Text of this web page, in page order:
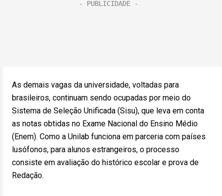
As demais vagas da universidade, voltadas para
brasileiros, continuam sendo ocupadas por meio do
Sistema de Seleção Unificada (Sisu), que leva em conta
as notas obtidas no Exame Nacional do Ensino Médio
(Enem). Como a Unilab funciona em parceria com países
lusófonos, para alunos estrangeiros, o processo
consiste em avaliação do histórico escolar e prova de
Redação.